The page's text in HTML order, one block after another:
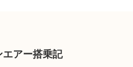
アー搭乗記